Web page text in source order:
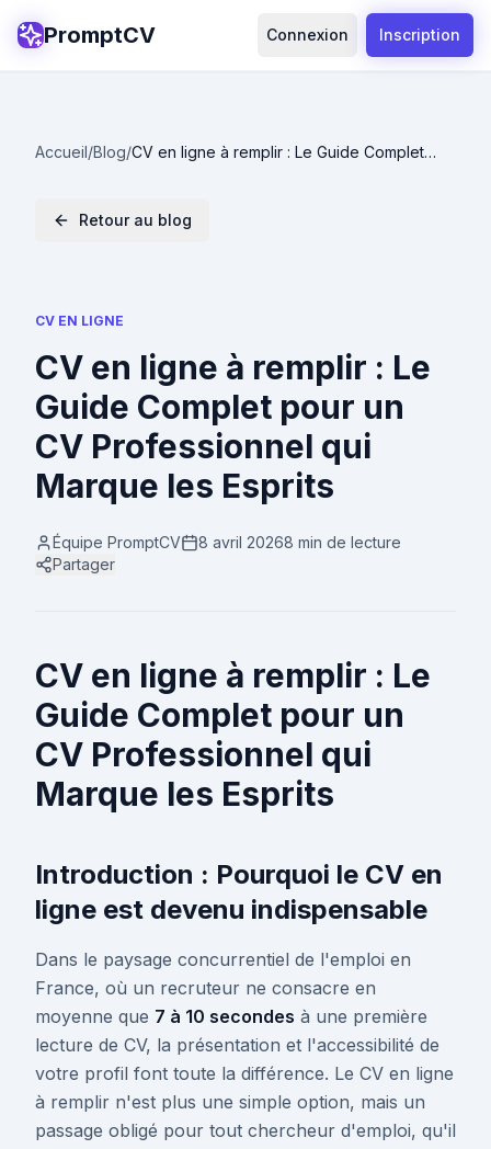
PromptCV Connexion Inscription
Accueil/Blog/CV en ligne à remplir : Le Guide Complet
Retour au blog
CV EN LIGNE
CV en ligne à remplir : Le
Guide Complet pour un
CV Professionnel qui
Marque les Esprits
Équipe PromptCV 8 avril 20268 min de lecture
Partager
CV en ligne à remplir : Le
Guide Complet pour un
CV Professionnel qui
Marque les Esprits
Introduction : Pourquoi le CV en
ligne est devenu indispensable
Dans le paysage concurrentiel de l'emploi en
France, où un recruteur ne consacre en
moyenne que 7 à 10 secondes à une première
lecture de CV, la présentation et l'accessibilité de
votre profil font toute la différence. Le CV en ligne
à remplir n'est plus une simple option, mais un
passage obligé pour tout chercheur d'emploi, qu'il